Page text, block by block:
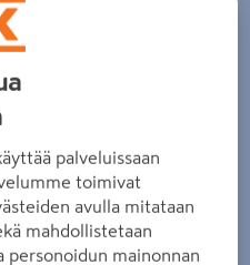
palveluissaan
toimivat
avulla mitataan
mahdollistetaan
personoidun mainonnan